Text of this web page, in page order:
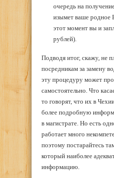
очередь на
изымет ваше родное
этот момент вы и
рублей).
Подводя итог, скажу, не
посредникам за замену
эту процедуру может
самостоятельно. Что
то говорят, что их в
более подробную
в магистрате. Но есть
работает много
поэтому постарайтесь
который наиболее
информацию.